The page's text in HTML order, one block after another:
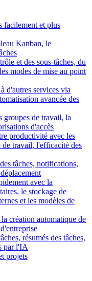
facilement et plus
Kanban, le
et des sous-tâches, du
modes de mise au point
d'autres services via
avancée des
groupes de travail, la
d'accès
productivité avec les
de travail, l'efficacité des
tâches, notifications,
avec la
le stockage de
et les modèles de
création automatique de
résumés des tâches,
par l'IA
projets